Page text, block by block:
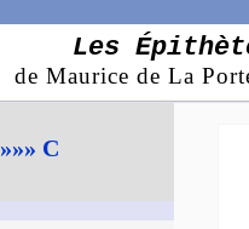
Les
de Maurice de La
»»» C